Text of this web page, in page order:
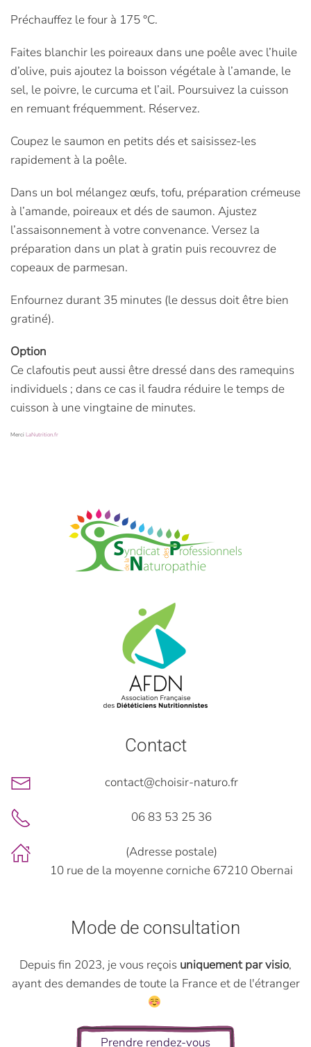
Préchauffez le four à 175 °C.
Faites blanchir les poireaux dans une poêle avec l’huile
d’olive, puis ajoutez la boisson végétale à l’amande, le
sel, le poivre, le curcuma et l’ail. Poursuivez la cuisson
en remuant fréquemment. Réservez.
Coupez le saumon en petits dés et saisissez-les
rapidement à la poêle.
Dans un bol mélangez œufs, tofu, préparation crémeuse
à l’amande, poireaux et dés de saumon. Ajustez
l’assaisonnement à votre convenance. Versez la
préparation dans un plat à gratin puis recouvrez de
copeaux de parmesan.
Enfournez durant 35 minutes (le dessus doit être bien
gratiné).
Option
Ce clafoutis peut aussi être dressé dans des ramequins
individuels ; dans ce cas il faudra réduire le temps de
cuisson à une vingtaine de minutes.
MerciLaNutrition.fr
Contact
contact@choisir-naturo.fr
06 83 53 25 36
(Adresse postale)
10 rue de la moyenne corniche 67210 Obernai
Mode de consultation
Depuis fin 2023, je vous reçois uniquement par visio,
ayant des demandes de toute la France et de l'étranger
Prendre rendez-vous